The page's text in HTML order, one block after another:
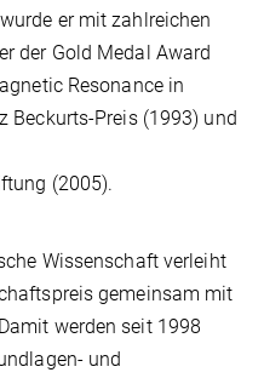
er mit zahlreichen
der Gold Medal Award
Resonance in
Beckurts-Preis (1993) und
(2005).
Wissenschaft verleiht
gemeinsam mit
werden seit 1998
und